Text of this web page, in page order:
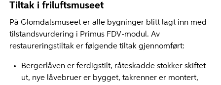
Tiltak i friluftsmuseet
På Glomdalsmuseet er alle bygninger blitt lagt inn med
tilstandsvurdering i Primus FDV-modul. Av
restaureringstiltak er følgende tiltak gjennomført:
Bergerlåven er ferdigstilt, råteskadde stokker skiftet
ut, nye låvebruer er bygget, takrenner er montert,